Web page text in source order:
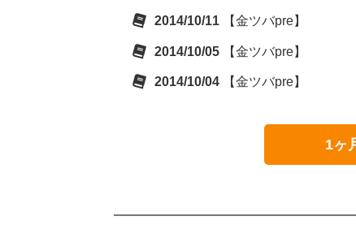
2014/10/11 【金ツバpre】
2014/10/05 【金ツバpre】
2014/10/04 【金ツバpre】
1ヶ